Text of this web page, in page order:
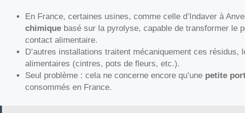
En France, certaines usines, comme celle d’Indaver à
chimiquebasé sur la pyrolyse, capable de transformer le
contact alimentaire.
D’autres installations traitent mécaniquement ces résidus,
alimentaires (cintres, pots de fleurs, etc.).
Seul problème : cela ne concerne encore qu’une petite
consommés en France.